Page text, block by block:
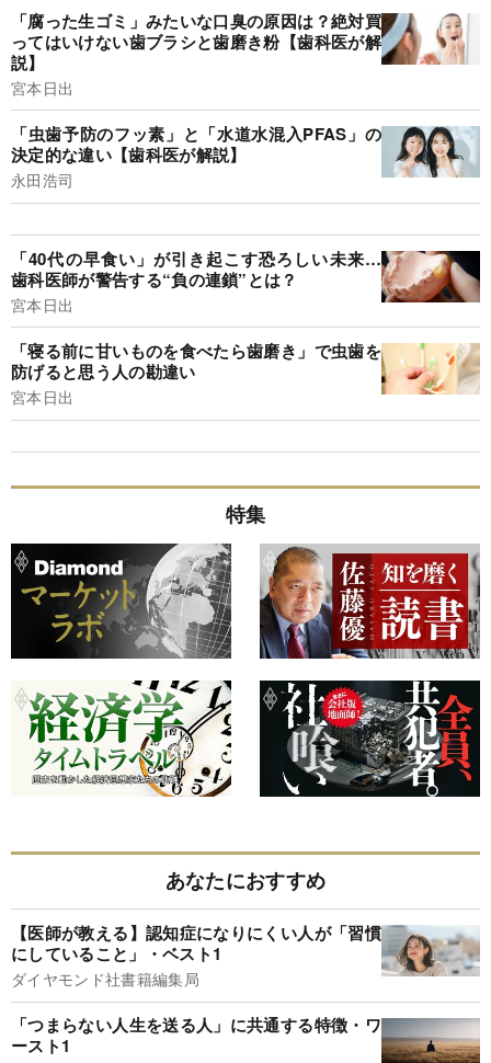
「腐った生ゴミ」みたいな口臭の原因は？絶対買
ってはいけない歯ブラシと歯磨き粉【歯科医が解
説】
宮本日出
「虫歯予防のフッ素」と「水道水混入PFAS」の
決定的な違い【歯科医が解説】
永田浩司
「40代の早食い」が引き起こす恐ろしい未来…
歯科医師が警告する“負の連鎖”とは？
宮本日出
「寝る前に甘いものを食べたら歯磨き」で虫歯を
防げると思う人の勘違い
宮本日出
特集
あなたにおすすめ
【医師が教える】認知症になりにくい人が「習慣
にしていること」・ベスト1
ダイヤモンド社書籍編集局
「つまらない人生を送る人」に共通する特徴・ワ
ースト1